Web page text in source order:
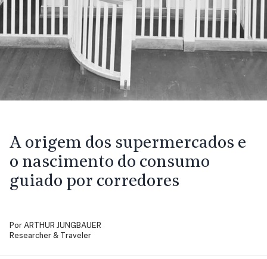
A origem dos supermercados e
o nascimento do consumo
guiado por corredores
Por ARTHUR JUNGBAUER
Researcher & Traveler